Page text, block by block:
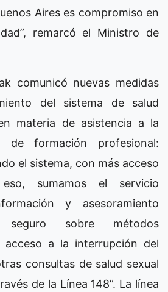
Aires es compromiso en
remarcó el Ministro de
comunicó nuevas medidas
del sistema de salud
materia de asistencia a la
de formación profesional:
el sistema, con más acceso
sumamos el servicio
y asesoramiento
sobre métodos
acceso a la interrupción del
consultas de salud sexual
de la Línea 148”. La línea